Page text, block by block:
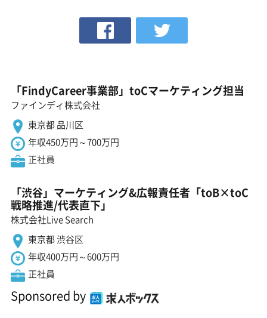
「FindyCareer事業部」toCマーケティング担当
ファインディ株式会社
東京都 品川区
年収450万円～700万円
正社員
「渋谷」マーケティング&広報責任者「toB×toC
戦略推進/代表直下」
株式会社Live Search
東京都 渋谷区
年収400万円～600万円
正社員
Sponsored by